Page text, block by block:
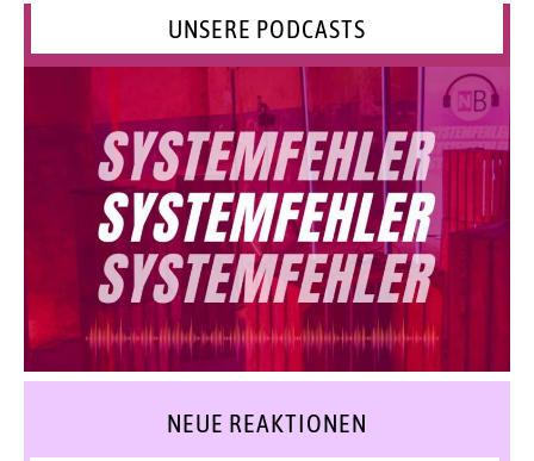
UNSERE PODCASTS
NEUE REAKTIONEN